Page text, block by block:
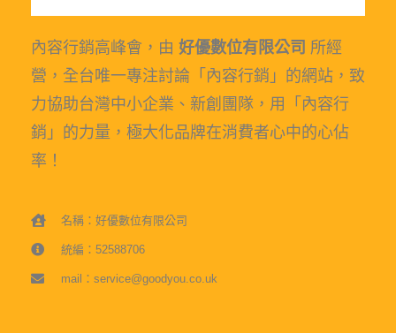
內容行銷高峰會，由 好優數位有限公司 所經
營，全台唯一專注討論「內容行銷」的網站，致
力協助台灣中小企業、新創團隊，用「內容行
銷」的力量，極大化品牌在消費者心中的心佔
率！
名稱：好優數位有限公司
統編：52588706
mail：service@goodyou.co.uk